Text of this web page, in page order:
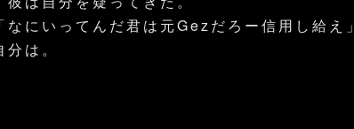
なにいってんだ君は元Gezだろー信用し給え」
は。